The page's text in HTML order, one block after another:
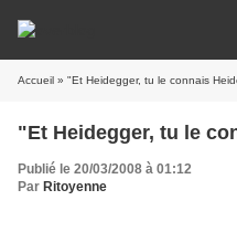
Accueil » "Et Heidegger, tu le connais
"Et Heidegger, tu le
Publié le 20/03/2008 à 01:12
Par Ritoyenne